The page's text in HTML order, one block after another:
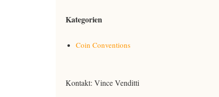
Kategorien
Coin Conventions
Kontakt: Vince Venditti